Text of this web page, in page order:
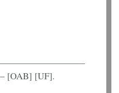
[OAB] [UF].